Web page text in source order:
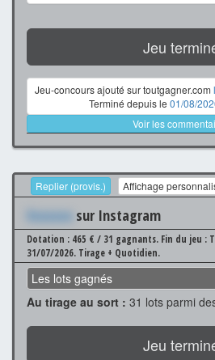
Jeu
Jeu-concours ajouté sur toutgagner.com
Terminé depuis le 01/08/
Voir les
Replier (provis.) Affichage
Xxxxxxx sur Instagram
Dotation : 465 € / 31 gagnants. Fin du jeu :
31/07/2026. Tirage + Quotidien.
Les lots gagnés
Au tirage au sort : 31 lots parmi
Jeu